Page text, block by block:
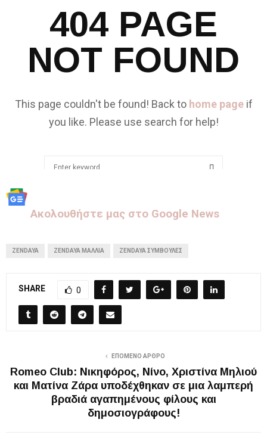
Aκολουθήστε μας στo Google News
ZENDAYA ZENDAYA ΜΑΛΛΙΆ ZENDAYA ΣΥΜΒΟΥΛΕΣ
SHARE 0
ΕΠΌΜΕΝΟ ΆΡΘΡΟ
Romeo Club: Νικηφόρος, Νίνο, Χριστίνα Μηλιού
και Ματίνα Ζάρα υποδέχθηκαν σε μια λαμπερή
βραδιά αγαπημένους φίλους και
δημοσιογράφους!